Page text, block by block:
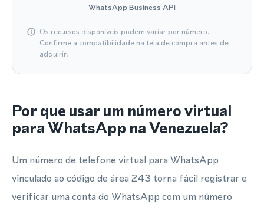
WhatsApp Business API
Os recursos disponíveis podem variar por número.
Confirme a compatibilidade na tela de compra antes de
adquirir.
Por que usar um número virtual
para WhatsApp na Venezuela?
Um número de telefone virtual para WhatsApp
vinculado ao código de área 243 torna fácil registrar e
verificar uma conta do WhatsApp com um número